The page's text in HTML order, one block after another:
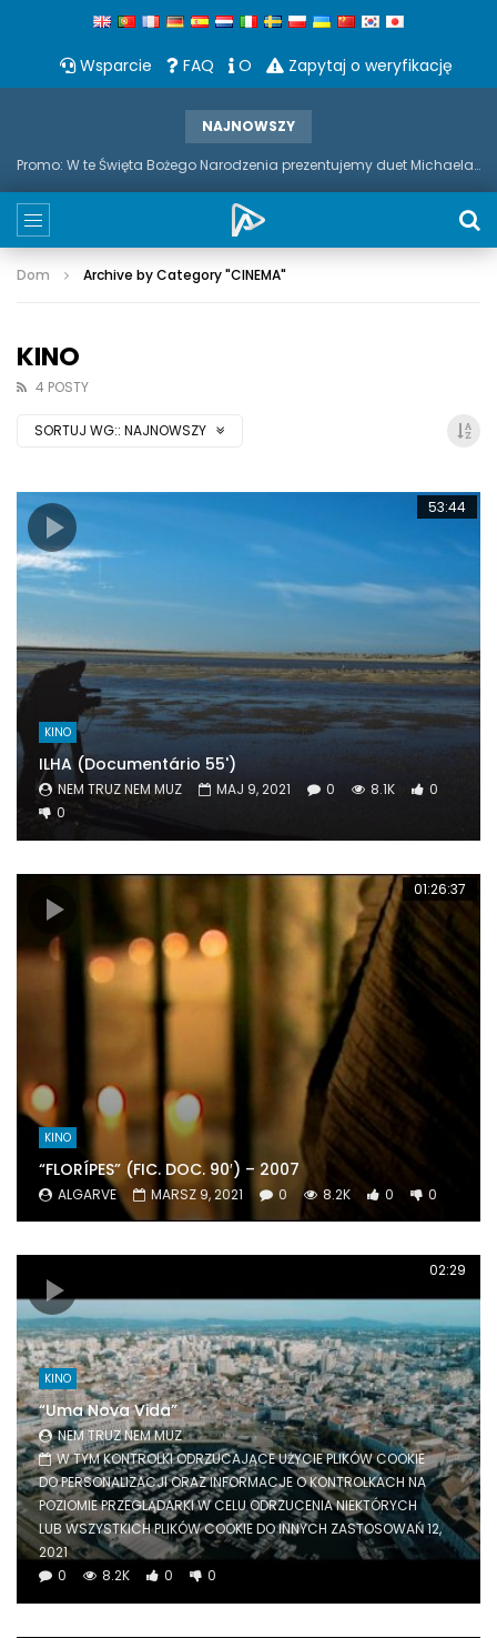
Wsparcie FAQ O Zapytaj o weryfikację
NAJNOWSZY
Promo: W te Święta Bożego Narodzenia prezentujemy duet Michaela Bubble'a i saksofonu
Dom Archive by Category "CINEMA"
KINO
4 POSTY
SORTUJ WG:: NAJNOWSZY
53:44
KINO
ILHA (Documentário 55')
NEM TRUZ NEM MUZ MAJ 9, 2021 0 8.1K
0
0
01:26:37
KINO
“FLORÍPES” (FIC. DOC. 90′) – 2007
ALGARVE MARSZ 9, 2021 0 8.2K 0 0
02:29
KINO
“Uma Nova Vida”
NEM TRUZ NEM MUZ
W TYM KONTROLKI ODRZUCAJĄCE UŻYCIE PLIKÓW COOKIE
DO PERSONALIZACJI ORAZ INFORMACJE O KONTROLKACH NA
POZIOMIE PRZEGLĄDARKI W CELU ODRZUCENIA NIEKTÓRYCH
LUB WSZYSTKICH PLIKÓW COOKIE DO INNYCH ZASTOSOWAŃ 12,
2021
0
8.2K 0 0